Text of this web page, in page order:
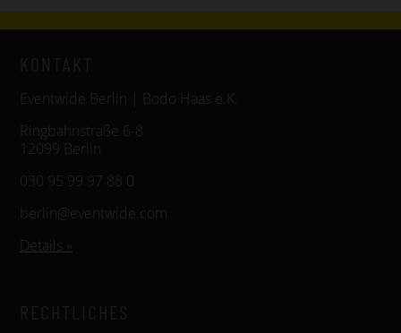
Eventwide Berlin | Bodo Haas e.K.
Ringbahnstraße 6-8
12099 Berlin
030 95 99 97 88 0
berlin@eventwide.com
Details »